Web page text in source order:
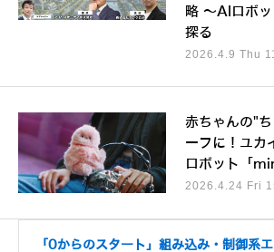
略 ～AIロボ
探る
2026.4.9 Thu
赤ちゃんの"
ーフに！ユカ
ロボット「
2026.4.24 Fri
「0からのスタート」組み込み・制御系